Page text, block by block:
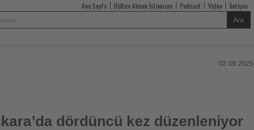
Ana Sayfa Bülten Almak İstiyorum Podcast Video İletişim
Ara
02.09.2025
dördüncü kez düzenleniyor